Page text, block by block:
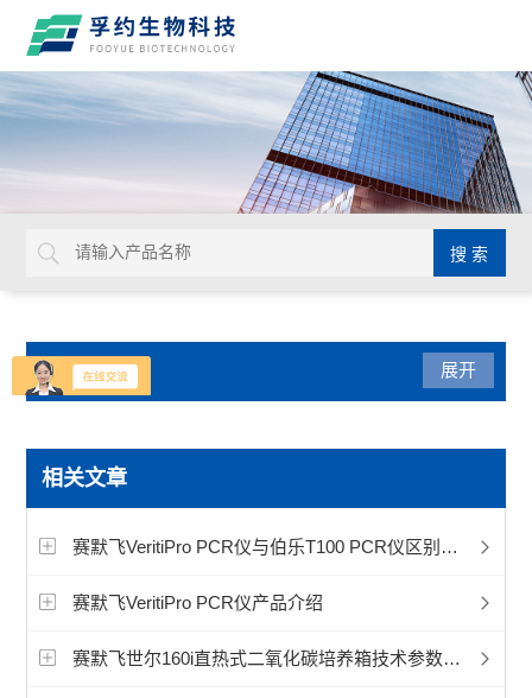
产品分类
赛默飞PowerFlex梯度PCR
赛默飞超微量分光光度计
洁净工作台
宏石实时荧光定量PCR
展开
相关文章
赛默飞VeritiPro PCR仪与伯乐T100 PCR仪区别在哪里？
赛默飞VeritiPro PCR仪产品介绍
赛默飞世尔160i直热式二氧化碳培养箱技术参数说明